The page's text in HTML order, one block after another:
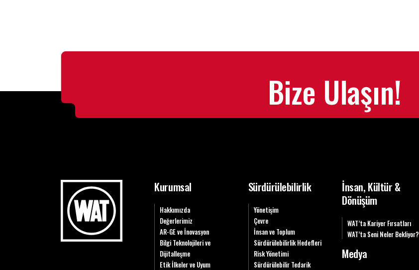
Bize Ulaşın!
Kurumsal
Hakkımızda
Değerlerimiz
AR-GE ve İnovasyon
Bilgi Teknolojileri ve
Dijitalleşme
Etik İlkeler ve Uyum
Sürdürülebilirlik
Yönetişim
Çevre
İnsan ve Toplum
Sürdürülebilirlik Hedefleri
Risk Yönetimi
Sürdürülebilir Tedarik
İnsan, Kültür &
Dönüşüm
WAT’ta Kariyer Fırsatları
WAT’ta Seni Neler Bekliyor?
Medya